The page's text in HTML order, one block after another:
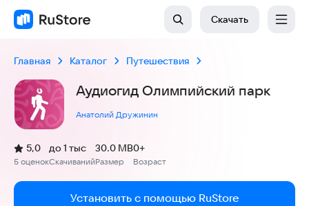
Скачать
Главная Каталог Путешествия
Аудиогид Олимпийский парк
Анатолий Дружинин
Рейтинг:
5,0
(
5 оценок
)
Скачиваний
до 1 тыс
Размер
30.0 MB
Возраст
0+
Установить с помощью RuStore